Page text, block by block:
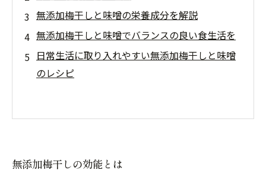
無添加梅干しと味噌の栄養成分を解説
無添加梅干しと味噌でバランスの良い食生活を
日常生活に取り入れやすい無添加梅干しと味噌
のレシピ
無添加梅干しの効能とは